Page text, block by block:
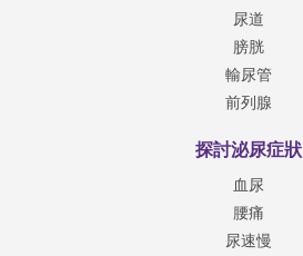
尿道
膀胱
輸尿管
前列腺
探討泌尿症狀
血尿
腰痛
尿速慢